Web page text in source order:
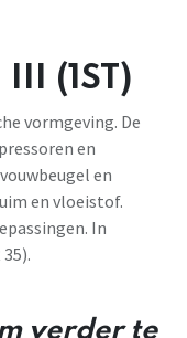
(1ST)
vormgeving. De
en
en
en vloeistof.
In
verder te